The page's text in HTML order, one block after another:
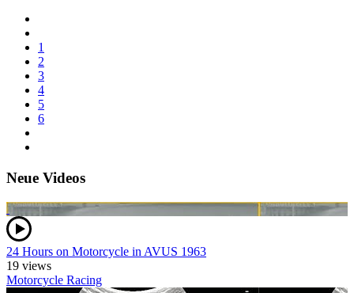
1
2
3
4
5
6
Neue Videos
24 Hours on Motorcycle in AVUS 1963
19 views
Motorcycle Racing